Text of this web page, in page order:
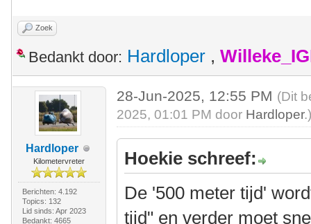
Zoek
Bedankt door: Hardloper ,
Hardloper
Kilometervreter
Berichten: 4.192
Topics: 132
Lid sinds: Apr 2023
Bedankt: 4665
28-Jun-2025, 12:55 PM (Dit
2025, 01:01 PM door Hardloper
Hoekie schreef:
De '500 meter tijd'
tijd" en verder moet